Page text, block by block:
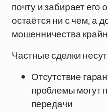
почту и забирает его
остаётся ни с чем, а
мошенничества
Частные сделки
Отсутствие
проблемы могут
передачи